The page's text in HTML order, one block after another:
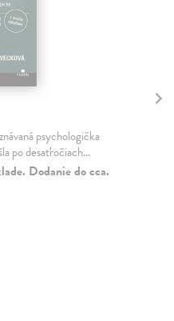
psychologička
po desaťročiach...
Dodanie do cca.